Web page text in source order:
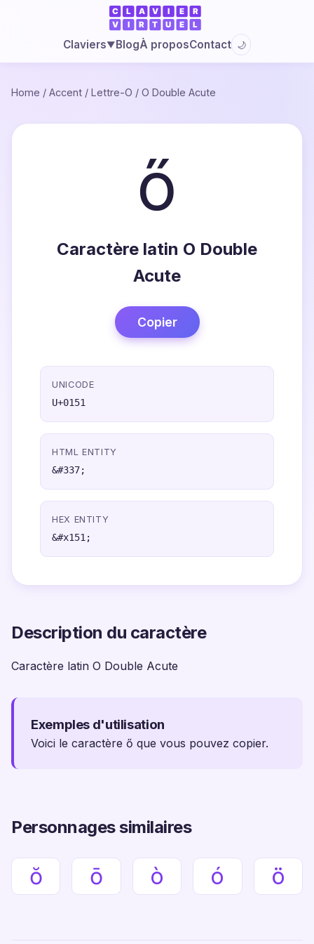
Claviers▼BlogÀ proposContact 🌙
Home / Accent / Lettre-O / O Double Acute
ő
Caractère latin O Double
Acute
Copier
UNICODE
U+0151
HTML ENTITY
&#337;
HEX ENTITY
&#x151;
Description du caractère
Caractère latin O Double Acute
Exemples d'utilisation
Voici le caractère ő que vous pouvez copier.
Personnages similaires
ŏ ō ò ó ö